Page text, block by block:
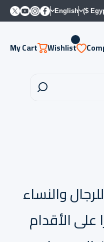
English
Facebook
Instagram
Youtube
Wishlist
My Cart
كبيرة جدًا سعة 60 لترًا للرجال والنساء
على الأقدام